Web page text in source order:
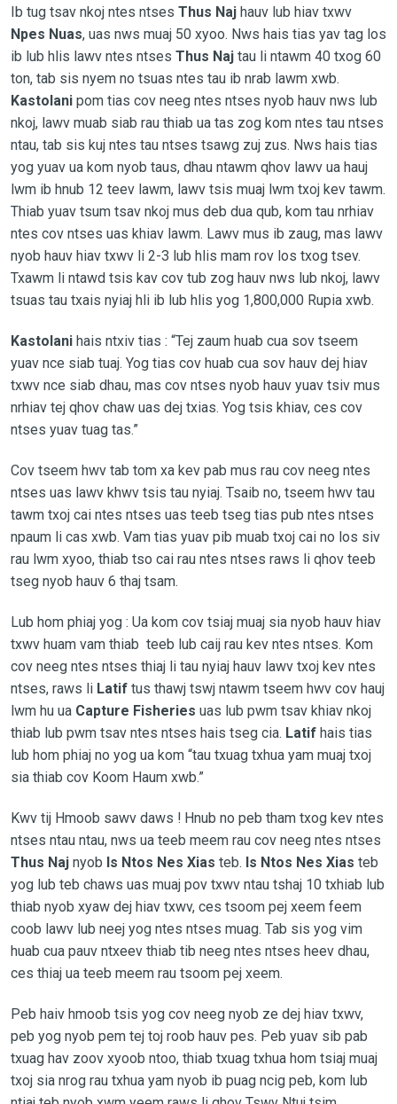
Ib tug tsav nkoj ntes ntses Thus Najhauv lub hiav txwv
Npes Nuas, uas nws muaj 50 xyoo. Nws hais tias yav tag los
ib lub hlis lawv ntes ntses Thus Najtau li ntawm 40 txog 60
ton, tab sis nyem no tsuas ntes tau ib nrab lawm xwb.
Kastolanipom tias cov neeg ntes ntses nyob hauv nws lub
nkoj, lawv muab siab rau thiab ua tas zog kom ntes tau ntses
ntau, tab sis kuj ntes tau ntses tsawg zuj zus. Nws hais tias
yog yuav ua kom nyob taus, dhau ntawm qhov lawv ua hauj
lwm ib hnub 12 teev lawm, lawv tsis muaj lwm txoj kev tawm.
Thiab yuav tsum tsav nkoj mus deb dua qub, kom tau nrhiav
ntes cov ntses uas khiav lawm. Lawv mus ib zaug, mas lawv
nyob hauv hiav txwv li 2-3 lub hlis mam rov los txog tsev.
Txawm li ntawd tsis kav cov tub zog hauv nws lub nkoj, lawv
tsuas tau txais nyiaj hli ib lub hlis yog 1,800,000 Rupia xwb.
Kastolanihais ntxiv tias : “Tej zaum huab cua sov tseem
yuav nce siab tuaj. Yog tias cov huab cua sov hauv dej hiav
txwv nce siab dhau, mas cov ntses nyob hauv yuav tsiv mus
nrhiav tej qhov chaw uas dej txias. Yog tsis khiav, ces cov
ntses yuav tuag tas.”
Cov tseem hwv tab tom xa kev pab mus rau cov neeg ntes
ntses uas lawv khwv tsis tau nyiaj. Tsaib no, tseem hwv tau
tawm txoj cai ntes ntses uas teeb tseg tias pub ntes ntses
npaum li cas xwb. Vam tias yuav pib muab txoj cai no los siv
rau lwm xyoo, thiab tso cai rau ntes ntses raws li qhov teeb
tseg nyob hauv 6 thaj tsam.
Lub hom phiaj yog : Ua kom cov tsiaj muaj sia nyob hauv hiav
txwv huam vam thiab teeb lub caij rau kev ntes ntses. Kom
cov neeg ntes ntses thiaj li tau nyiaj hauv lawv txoj kev ntes
ntses, raws li Latiftus thawj tswj ntawm tseem hwv cov hauj
lwm hu ua Capture Fisheries uas lub pwm tsav khiav nkoj
thiab lub pwm tsav ntes ntses hais tseg cia. Latifhais tias
lub hom phiaj no yog ua kom “tau txuag txhua yam muaj txoj
sia thiab cov Koom Haum xwb.”
Kwv tij Hmoob sawv daws ! Hnub no peb tham txog kev ntes
ntses ntau ntau, nws ua teeb meem rau cov neeg ntes ntses
Thus Najnyob Is Ntos Nes Xias teb. Is Ntos Nes Xias teb
yog lub teb chaws uas muaj pov txwv ntau tshaj 10 txhiab lub
thiab nyob xyaw dej hiav txwv, ces tsoom pej xeem feem
coob lawv lub neej yog ntes ntses muag. Tab sis yog vim
huab cua pauv ntxeev thiab tib neeg ntes ntses heev dhau,
ces thiaj ua teeb meem rau tsoom pej xeem.
Peb haiv hmoob tsis yog cov neeg nyob ze dej hiav txwv,
peb yog nyob pem tej toj roob hauv pes. Peb yuav sib pab
txuag hav zoov xyoob ntoo, thiab txuag txhua hom tsiaj muaj
txoj sia nrog rau txhua yam nyob ib puag ncig peb, kom lub